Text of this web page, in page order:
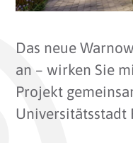
Das neue
an – wirken Sie
Projekt
Universitätsstadt